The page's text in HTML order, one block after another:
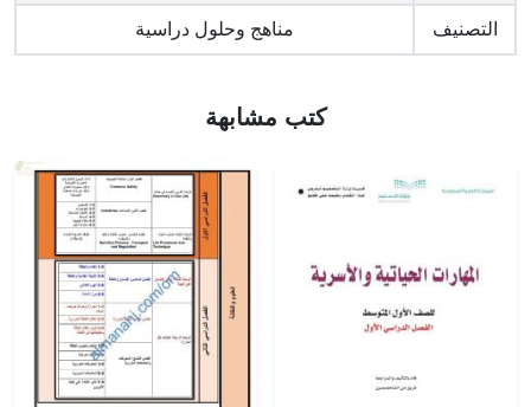
التصنيف مناهج وحلول دراسية
كتب مشابهة